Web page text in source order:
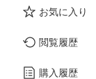
お気に入り
閲覧履歴
購入履歴